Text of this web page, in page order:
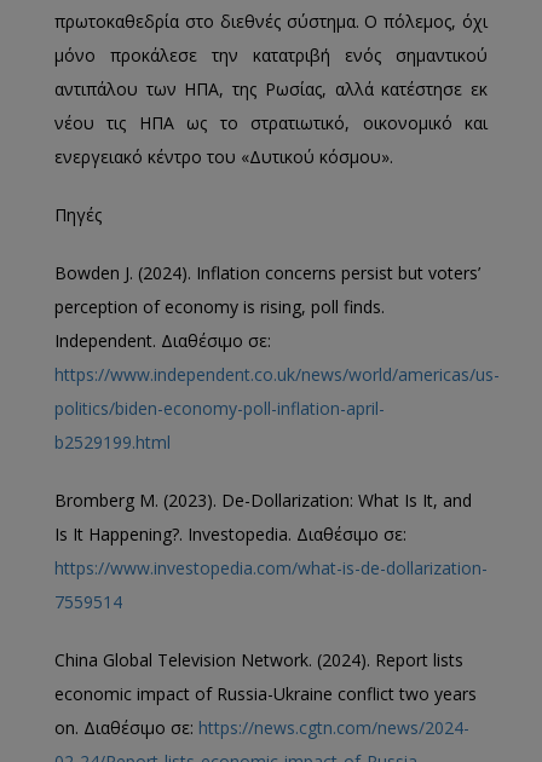
πρωτοκαθεδρία στο διεθνές σύστημα. Ο πόλεμος, όχι
μόνο προκάλεσε την κατατριβή ενός σημαντικού
αντιπάλου των ΗΠΑ, της Ρωσίας, αλλά κατέστησε εκ
νέου τις ΗΠΑ ως το στρατιωτικό, οικονομικό και
ενεργειακό κέντρο του «Δυτικού κόσμου».
Πηγές
Bowden J. (2024). Inflation concerns persist but voters’
perception of economy is rising, poll finds.
Independent. Διαθέσιμο σε:
https://www.independent.co.uk/news/world/americas/us-
politics/biden-economy-poll-inflation-april-
b2529199.html
Bromberg M. (2023). De-Dollarization: What Is It, and
Is It Happening?. Investopedia. Διαθέσιμο σε:
https://www.investopedia.com/what-is-de-dollarization-
7559514
China Global Television Network. (2024). Report lists
economic impact of Russia-Ukraine conflict two years
on. Διαθέσιμο σε: https://news.cgtn.com/news/2024-